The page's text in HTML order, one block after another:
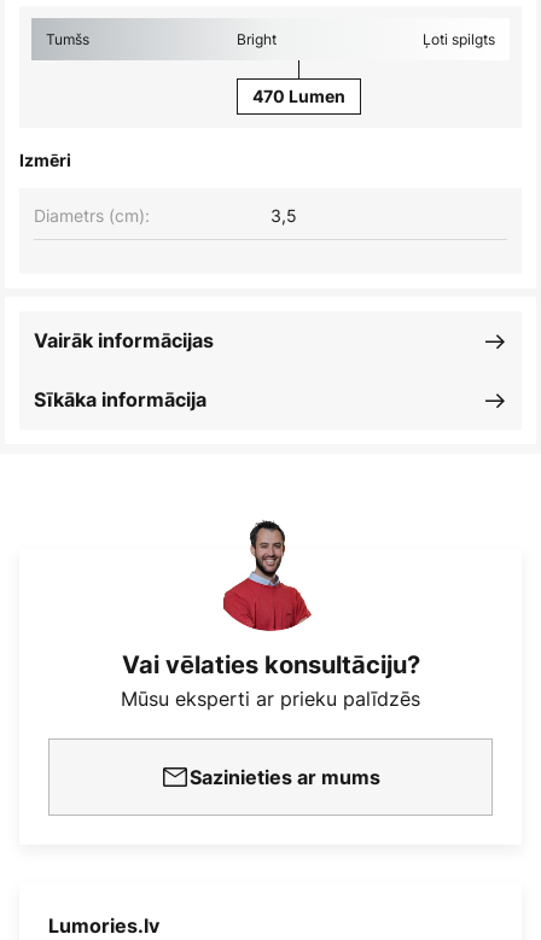
Tumšs Bright Ļoti spilgts
470 Lumen
Izmēri
Diametrs (cm): 3,5
Sīkāka informācija
Vairāk informācijas
Vai vēlaties konsultāciju?
Mūsu eksperti ar prieku palīdzēs
Sazinieties ar mums
Lumories.lv